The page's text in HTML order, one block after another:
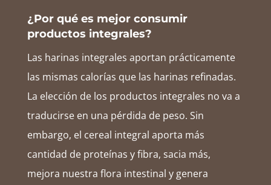
¿Por qué es mejor consumir
productos integrales?
Las harinas integrales aportan prácticamente
las mismas calorías que las harinas refinadas.
La elección de los productos integrales no va a
traducirse en una pérdida de peso. Sin
embargo, el cereal integral aporta más
cantidad de proteínas y fibra, sacia más,
mejora nuestra flora intestinal y genera